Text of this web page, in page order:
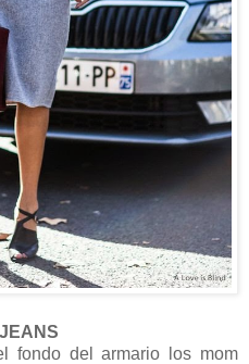
fondo del armario los mom